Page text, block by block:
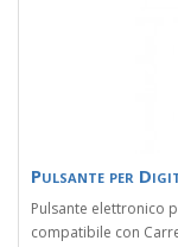
Pulsante per
Pulsante elettronico
compatibile con